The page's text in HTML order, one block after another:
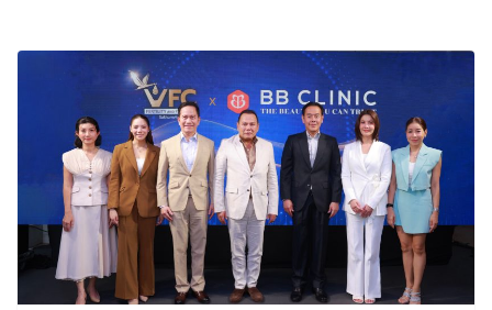
ราชปณิธาน สร้างคุณค่าการท่องเที่ยวไทยอย่างยั่งยืน